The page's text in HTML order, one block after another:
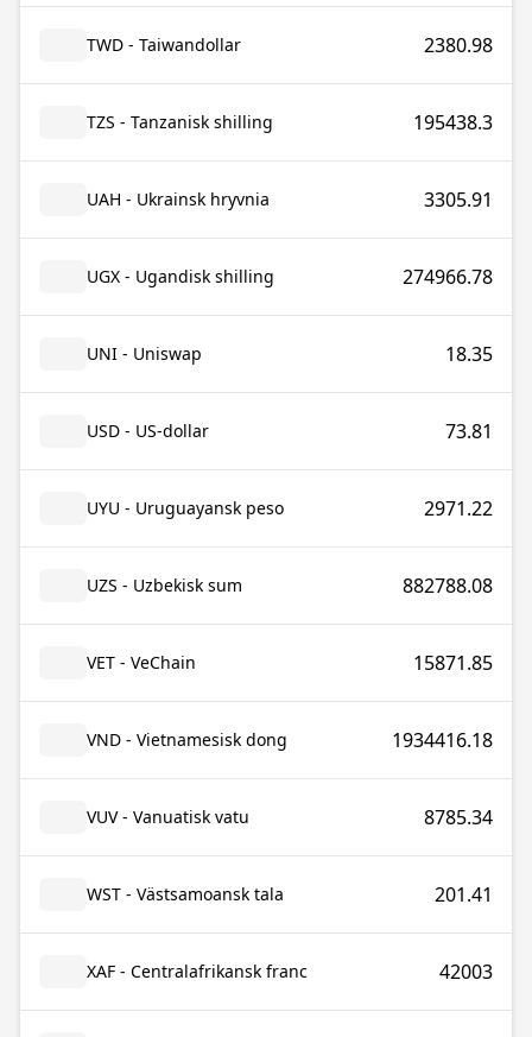
TWD - Taiwandollar 2380.98
TZS - Tanzanisk shilling 195438.3
UAH - Ukrainsk hryvnia 3305.91
UGX - Ugandisk shilling 274966.78
UNI - Uniswap 18.35
USD - US-dollar 73.81
UYU - Uruguayansk peso 2971.22
UZS - Uzbekisk sum 882788.08
VET - VeChain 15871.85
VND - Vietnamesisk dong 1934416.18
VUV - Vanuatisk vatu 8785.34
WST - Västsamoansk tala 201.41
XAF - Centralafrikansk franc 42003